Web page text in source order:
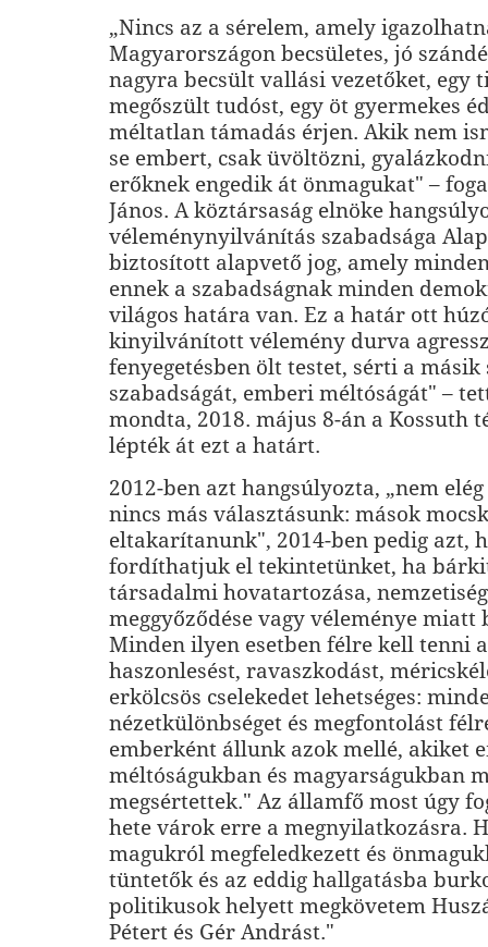
„Nincs az a sérelem, amely
Magyarországon becsületes, jó
nagyra becsült vallási vezetőket, egy
megőszült tudóst, egy öt gyermekes
méltatlan támadás érjen. Akik nem
se embert, csak üvöltözni,
erőknek engedik át önmagukat" –
János. A köztársaság elnöke
véleménynyilvánítás szabadsága
biztosított alapvető jog, amely
ennek a szabadságnak minden
világos határa van. Ez a határ ott
kinyilvánított vélemény durva
fenyegetésben ölt testet, sérti a másik
szabadságát, emberi méltóságát" –
mondta, 2018. május 8-án a Kossuth
lépték át ezt a határt.
2012-ben azt hangsúlyozta, „nem
nincs más választásunk: mások
eltakarítanunk", 2014-ben pedig azt,
fordíthatjuk el tekintetünket, ha
társadalmi hovatartozása,
meggyőződése vagy véleménye miatt
Minden ilyen esetben félre kell tenni
haszonlesést, ravaszkodást,
erkölcsös cselekedet lehetséges:
nézetkülönbséget és megfontolást
emberként állunk azok mellé, akiket
méltóságukban és magyarságukban
megsértettek." Az államfő most úgy
hete várok erre a megnyilatkozásra.
magukról megfeledkezett és
tüntetők és az eddig hallgatásba
politikusok helyett megkövetem
Pétert és Gér Andrást."